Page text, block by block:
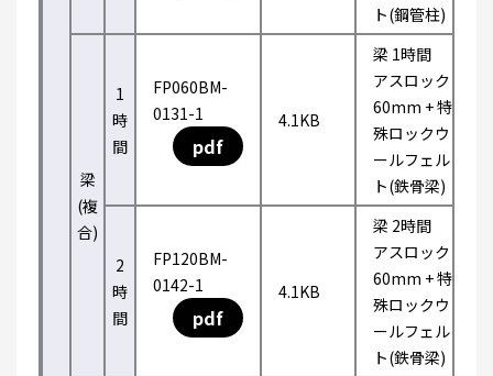
ト(鋼管柱)
梁
(複
合)
1
時
間
FP060BM-
0131-1
pdf
4.1KB
梁 1時間
アスロック
60mm + 特
殊ロックウ
ールフェル
ト(鉄骨梁)
2
時
間
FP120BM-
0142-1
pdf
4.1KB
梁 2時間
アスロック
60mm + 特
殊ロックウ
ールフェル
ト(鉄骨梁)